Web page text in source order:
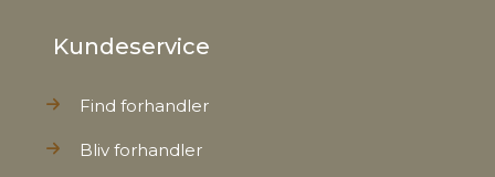
Kundeservice
Find forhandler
Bliv forhandler